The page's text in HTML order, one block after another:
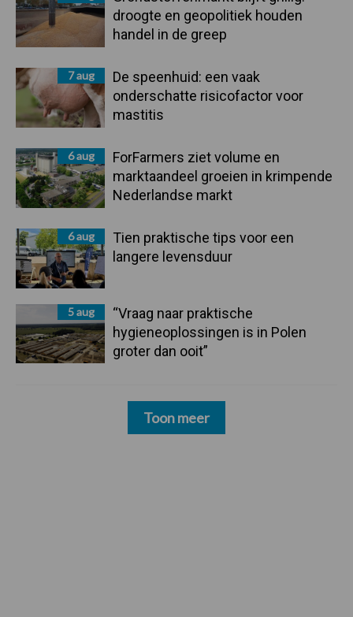
droogte en geopolitiek houden
handel in de greep
7 aug
De speenhuid: een vaak
onderschatte risicofactor voor
mastitis
6 aug
ForFarmers ziet volume en
marktaandeel groeien in krimpende
Nederlandse markt
6 aug
Tien praktische tips voor een
langere levensduur
5 aug
“Vraag naar praktische
hygieneoplossingen is in Polen
groter dan ooit”
Toon meer